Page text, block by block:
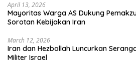
April 13, 2026
Mayoritas Warga AS Dukung
Sorotan Kebijakan Iran
March 12, 2026
Iran dan Hezbollah Luncurkan
Militer Israel